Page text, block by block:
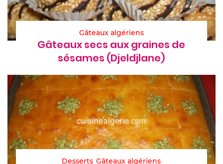
Gâteaux algériens
Gâteaux secs aux graines de
sésames (Djeldjlane)
Desserts Gâteaux algériens